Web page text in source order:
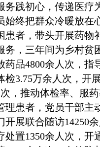
务践初心，传递医疗
始终把群众冷暖放在
患者，带头开展药物
务，三年间为乡村贫
药品4800余人次，指
检3.75万余人次，开
，推动体检率、服药
理患者，党员干部主
开展联合随访14250
处置1350余人次，开